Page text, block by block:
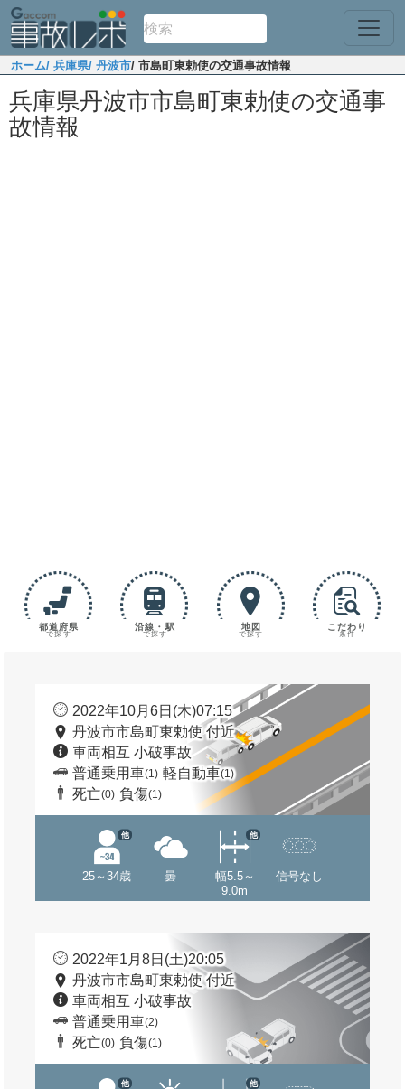
ホーム/ 兵庫県/ 丹波市/ 市島町東勅使の交通事故情報
兵庫県丹波市市島町東勅使の交通事
故情報
都道府県
で探す
沿線・駅
で探す
地図
で探す
こだわり
条件
2022年10月6日(木)07:15
丹波市市島町東勅使 付近
車両相互 小破事故
普通乗用車(1) 軽自動車(1)
死亡(0) 負傷(1)
25～34歳
他
曇
幅5.5～
9.0m
他
信号なし
2022年1月8日(土)20:05
丹波市市島町東勅使 付近
車両相互 小破事故
普通乗用車(2)
死亡(0) 負傷(1)
他 他